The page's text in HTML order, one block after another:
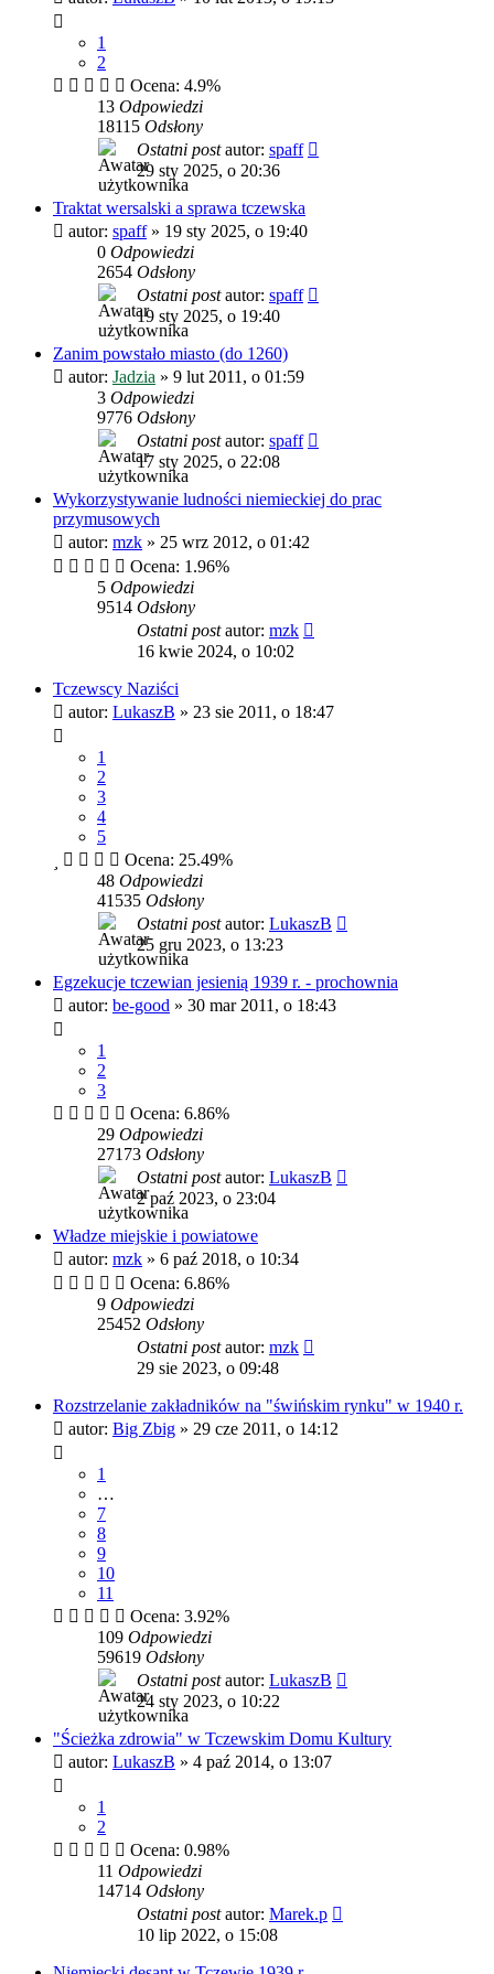
1
2
Ocena: 4.9%
13 Odpowiedzi
18115 Odsłony
Ostatni postautor: spaff
29 sty 2025, o 20:36
Traktat wersalski a sprawa tczewska
autor: spaff» 19 sty 2025, o 19:40
0 Odpowiedzi
2654 Odsłony
Ostatni postautor: spaff
19 sty 2025, o 19:40
Zanim powstało miasto (do 1260)
autor: Jadzia » 9 lut 2011, o 01:59
3 Odpowiedzi
9776 Odsłony
Ostatni postautor: spaff
17 sty 2025, o 22:08
Wykorzystywanie ludności niemieckiej do prac
przymusowych
autor: mzk » 25 wrz 2012, o 01:42
Ocena: 1.96%
5 Odpowiedzi
9514 Odsłony
Ostatni postautor: mzk
16 kwie 2024, o 10:02
Tczewscy Naziści
autor: LukaszB » 23 sie 2011, o 18:47
1
2
3
4
5
Ocena: 25.49%
48 Odpowiedzi
41535 Odsłony
Ostatni postautor: LukaszB
25 gru 2023, o 13:23
Egzekucje tczewian jesienią 1939 r. - prochownia
autor: be-good » 30 mar 2011, o 18:43
1
2
3
Ocena: 6.86%
29 Odpowiedzi
27173 Odsłony
Ostatni postautor: LukaszB
2 paź 2023, o 23:04
Władze miejskie i powiatowe
autor: mzk » 6 paź 2018, o 10:34
Ocena: 6.86%
9 Odpowiedzi
25452 Odsłony
Ostatni postautor: mzk
29 sie 2023, o 09:48
Rozstrzelanie zakładników na "świńskim rynku" w 1940 r.
autor: Big Zbig » 29 cze 2011, o 14:12
1
…
7
8
9
10
11
Ocena: 3.92%
109 Odpowiedzi
59619 Odsłony
Ostatni postautor: LukaszB
24 sty 2023, o 10:22
"Ścieżka zdrowia" w Tczewskim Domu Kultury
autor: LukaszB » 4 paź 2014, o 13:07
1
2
Ocena: 0.98%
11 Odpowiedzi
14714 Odsłony
Ostatni postautor: Marek.p
10 lip 2022, o 15:08